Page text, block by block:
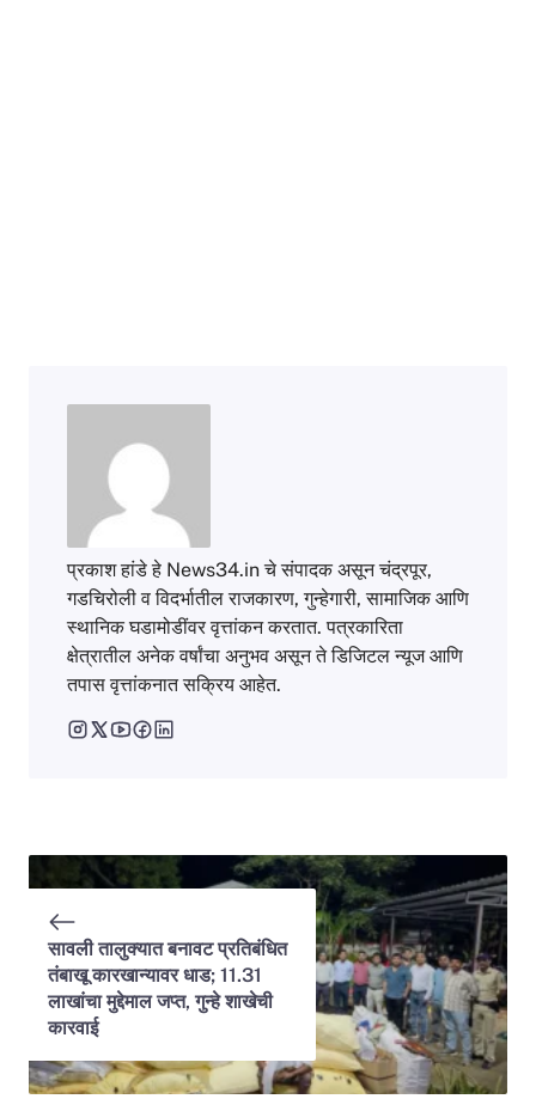
प्रकाश हांडे हे News34.in चे संपादक असून चंद्रपूर,
गडचिरोली व विदर्भातील राजकारण, गुन्हेगारी, सामाजिक आणि
स्थानिक घडामोडींवर वृत्तांकन करतात. पत्रकारिता
क्षेत्रातील अनेक वर्षांचा अनुभव असून ते डिजिटल न्यूज आणि
तपास वृत्तांकनात सक्रिय आहेत.
सावली तालुक्यात बनावट प्रतिबंधित
तंबाखू कारखान्यावर धाड; 11.31
लाखांचा मुद्देमाल जप्त, गुन्हे शाखेची
कारवाई